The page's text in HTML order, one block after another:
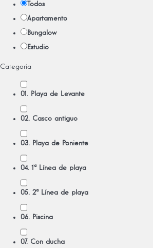
Todos
Apartamento
Bungalow
Estudio
Categoría
01. Playa de Levante
02. Casco antiguo
03. Playa de Poniente
04. 1ª Línea de playa
05. 2ª Línea de playa
06. Piscina
07. Con ducha